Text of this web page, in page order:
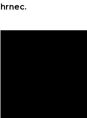
hrnec.